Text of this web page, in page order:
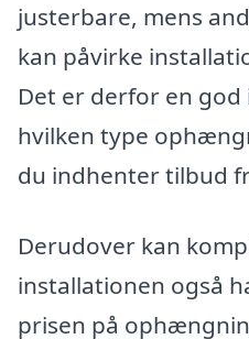
justerbare, mens
kan påvirke
Det er derfor en god
hvilken type
du indhenter tilbud
Derudover kan
installationen også
prisen på